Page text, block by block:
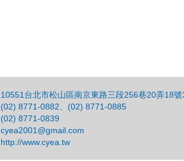
10551台北市松山區南京東路三段256巷20弄18號
(02) 8771-0882、(02) 8771-0885
(02) 8771-0839
cyea2001@gmail.com
http://www.cyea.tw